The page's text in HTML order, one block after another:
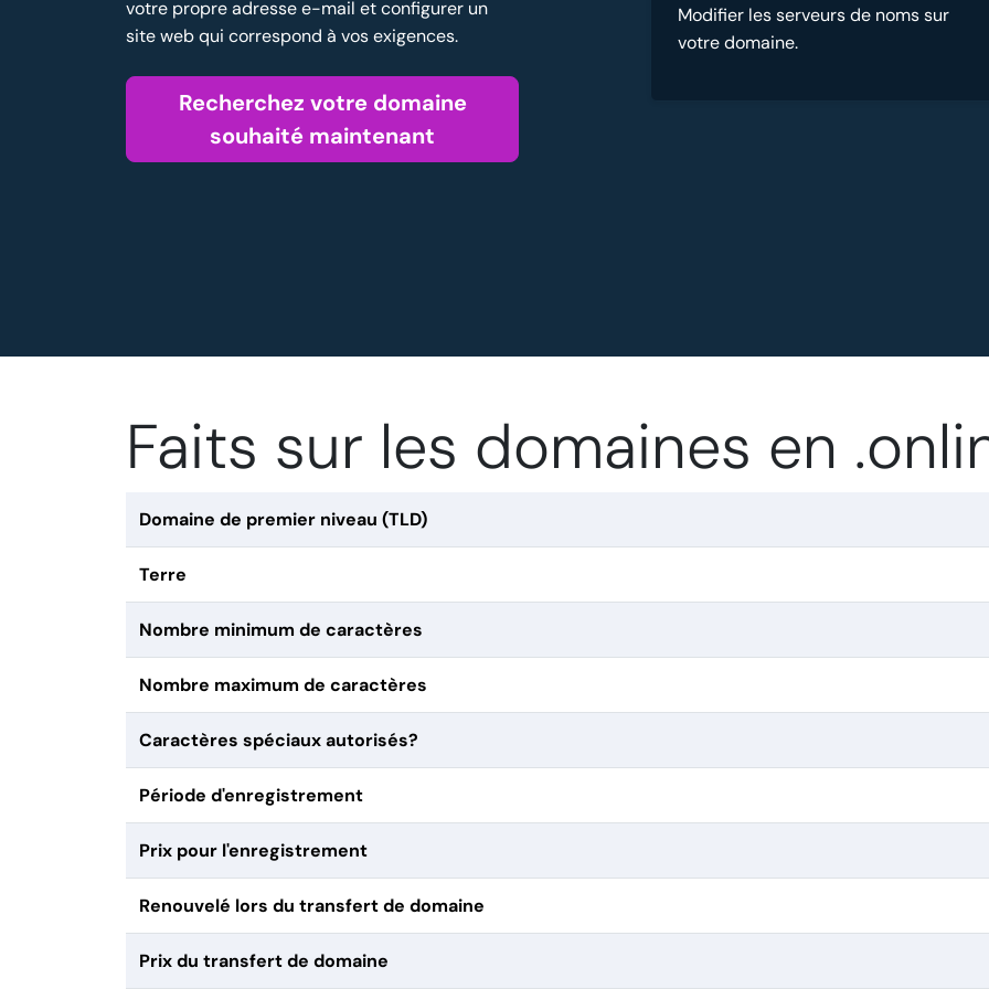
votre propre adresse e-mail et configurer un
site web qui correspond à vos exigences.
Recherchez votre domaine
souhaité maintenant
Modifier les serveurs de noms sur
votre domaine.
Faits sur les domaines en
Domaine de premier niveau (TLD)
Terre
Nombre minimum de caractères
Nombre maximum de caractères
Caractères spéciaux autorisés?
Période d'enregistrement
Prix pour l'enregistrement
Renouvelé lors du transfert de domaine
Prix du transfert de domaine